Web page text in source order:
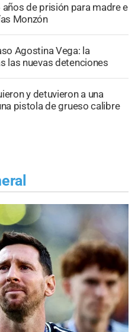
años de prisión para madre e
Monzón
Agostina Vega: la
las nuevas detenciones
y detuvieron a una
pistola de grueso calibre